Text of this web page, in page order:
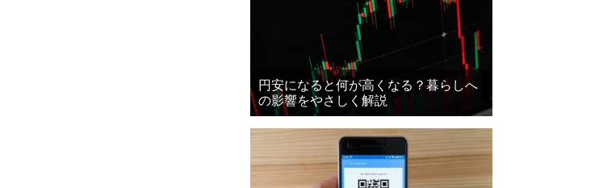
円安になると何が高くなる？暮らしへ
の影響をやさしく解説